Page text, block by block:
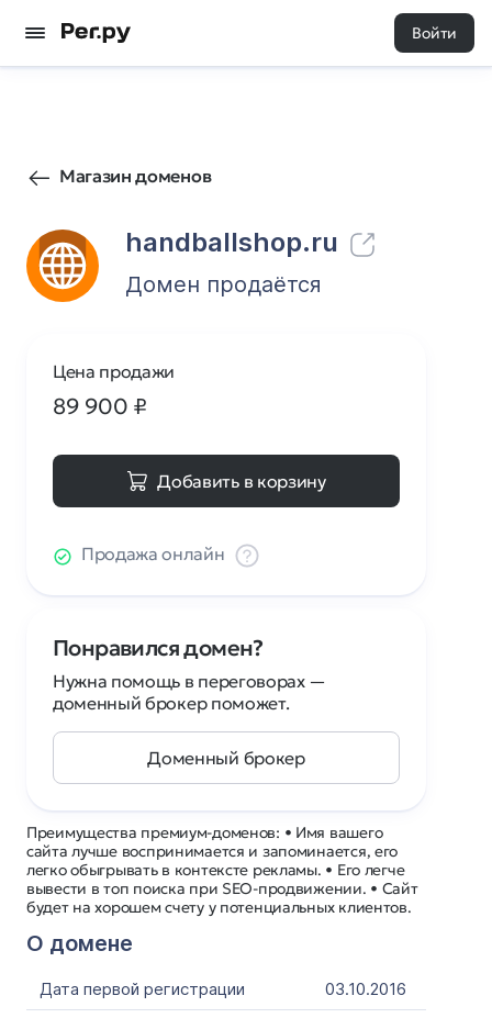
Войти
Магазин доменов
handballshop.ru
99 0
Домен продаётся
Преимущества премиум-доменов: • Имя вашего
сайта лучше воспринимается и запоминается, его
легко обыгрывать в контексте рекламы. • Его легче
вывести в топ поиска при SEO-продвижении. • Сайт
будет на хорошем счету у потенциальных клиентов.
О домене
Дата первой регистрации
03.10.2016
Цена продажи
89 900 ₽
Добавить в корзину
Продажа онлайн
Понравился домен?
Нужна помощь в переговорах —
доменный брокер поможет.
Доменный брокер